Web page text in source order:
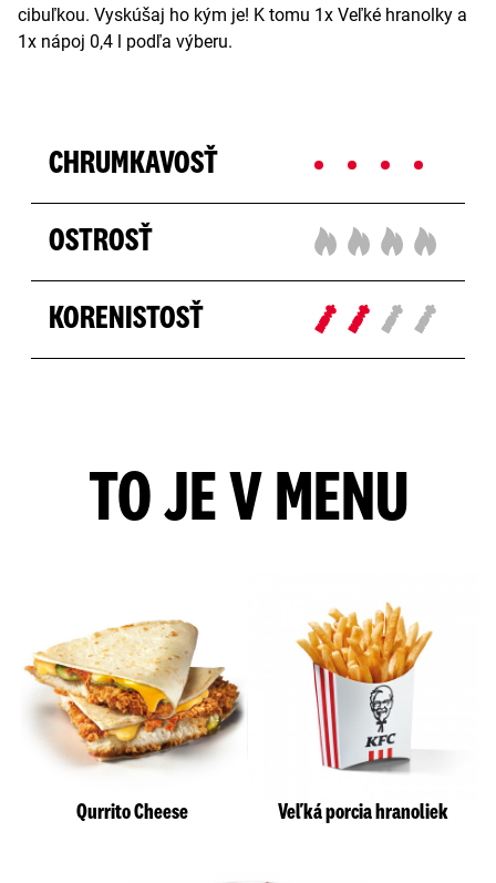
cibuľkou. Vyskúšaj ho kým je! K tomu 1x Veľké hranolky a
1x nápoj 0,4 l podľa výberu.
CHRUMKAVOSŤ
OSTROSŤ
KORENISTOSŤ
TO JE V MENU
Qurrito Cheese Veľká porcia hranoliek